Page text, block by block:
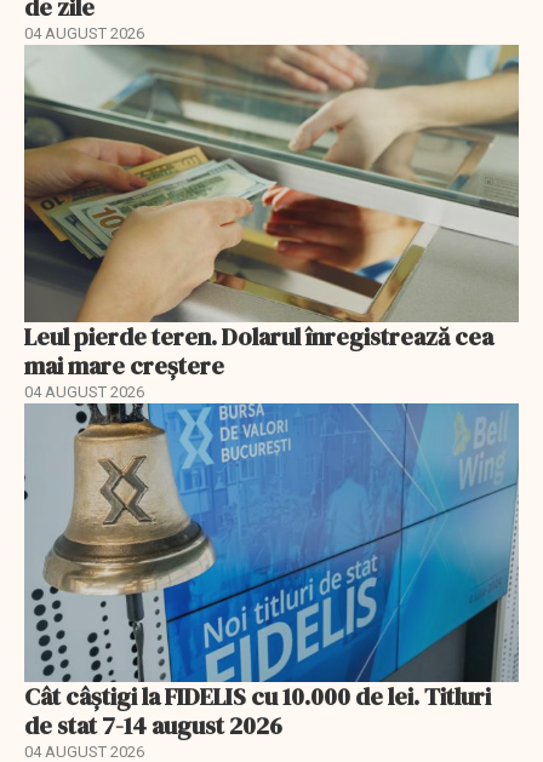
04 AUGUST 2026
Leul pierde teren. Dolarul înregistrează cea
mai mare creștere
04 AUGUST 2026
Cât câștigi la FIDELIS cu 10.000 de lei. Titluri
de stat 7-14 august 2026
04 AUGUST 2026